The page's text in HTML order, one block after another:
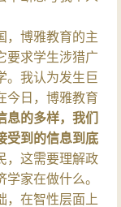
，博雅教育的主
要求学生涉猎广
。我认为发生巨
今日，博雅教育
息的多样，我们
受到的信息到底
，这需要理解政
家在做什么。
，在智性层面上